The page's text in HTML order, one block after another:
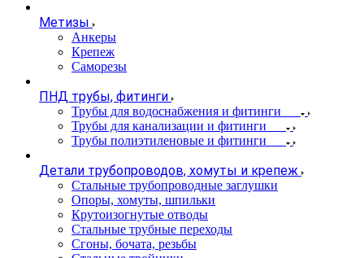
Метизы
Анкеры
Крепеж
Саморезы
ПНД трубы, фитинги
Трубы для водоснабжения и фитинги
Трубы для канализации и фитинги
Трубы полиэтиленовые и фитинги
Детали трубопроводов, хомуты и крепеж
Стальные трубопроводные заглушки
Опоры, хомуты, шпильки
Крутоизогнутые отводы
Стальные трубные переходы
Сгоны, бочата, резьбы